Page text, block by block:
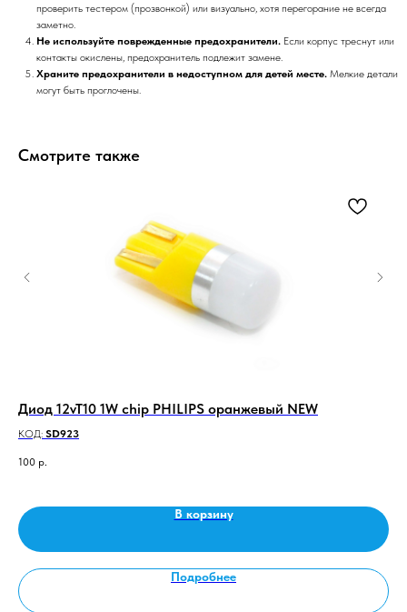
проверить тестером (прозвонкой) или визуально, хотя перегорание не всегда
заметно.
Не используйте поврежденные предохранители. Если корпус треснут или
контакты окислены, предохранитель подлежит замене.
Храните предохранители в недоступном для детей месте. Мелкие детали
могут быть проглочены.
Смотрите также
Диод 12vT10 1W chip PHILIPS оранжевый NEW
КОД: SD923
100 р.
В корзину
Подробнее